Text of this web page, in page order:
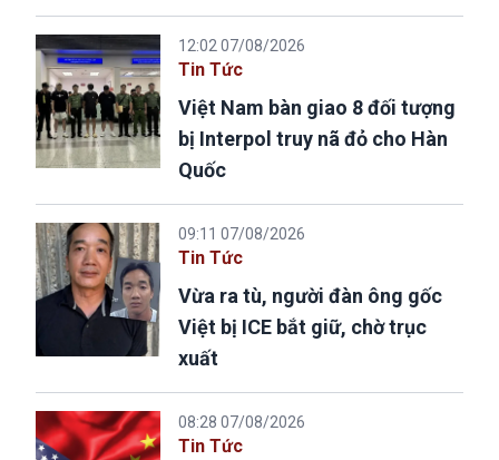
12:02 07/08/2026
Tin Tức
Việt Nam bàn giao 8 đối tượng
bị Interpol truy nã đỏ cho Hàn
Quốc
09:11 07/08/2026
Tin Tức
Vừa ra tù, người đàn ông gốc
Việt bị ICE bắt giữ, chờ trục
xuất
08:28 07/08/2026
Tin Tức